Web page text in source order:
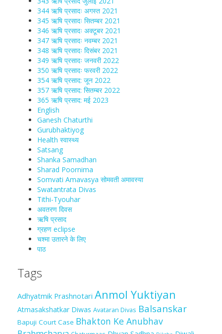
344 ऋषि प्रसादः अगस्त 2021
345 ऋषि प्रसादः सितम्बर 2021
346 ऋषि प्रसादः अक्टूबर 2021
347 ऋषि प्रसादः नवम्बर 2021
348 ऋषि प्रसादः दिसंबर 2021
349 ऋषि प्रसादः जनवरी 2022
350 ऋषि प्रसादः फरवरी 2022
354 ऋषि प्रसाद: जून 2022
357 ऋषि प्रसाद: सितम्बर 2022
365 ऋषि प्रसाद: मई 2023
English
Ganesh Chaturthi
Gurubhaktiyog
Health स्वास्‍थ्‍य
Satsang
Shanka Samadhan
Sharad Poornima
Somvati Amavasya सोमवती अमावस्या
Swatantrata Divas
Tithi-Tyouhar
अवतरण दिवस
ऋषि प्रसाद
ग्रहण eclipse
चश्मा‍ उतारने के लिए
पाठ
Tags
Adhyatmik Prashnotari Anmol Yuktiyan
Atmasakshatkar Diwas Avataran Divas Balsanskar
Bapuji Court Case Bhakton Ke Anubhav